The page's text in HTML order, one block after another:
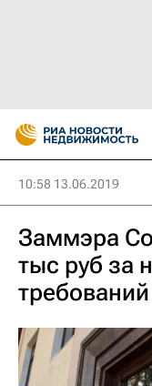
10:58 13.06.2019
Заммэра
тыс руб за